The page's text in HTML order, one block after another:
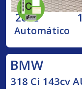
2022
Automático
BMW
318 Ci 143cv